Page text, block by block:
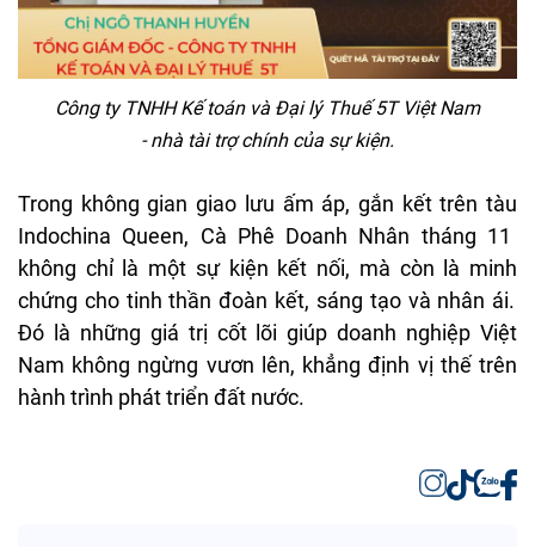
Côngty TNHH Kếtoán và ĐạilýThuế 5T Việt Nam
-nhà tàitrợchínhcủa sự kiện.
Trong không gian giao ưu ấm áp, gắn kếttrên tàu
Indochina Queen, Cà Phê Doanh Nhân tháng 11
không chỉ à một sự kiện kết nối, mà còn là minh
chứng cho tinh thầnđoàn kết, sáng tạo và nhân ái.
Đó là những giá trị cốt lõi giúp doanh nghiệp Việt
Nam không ngừng vươn ên, khẳngđịnh vị thếtrên
hành trình pháttriển đất nước.